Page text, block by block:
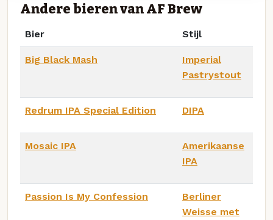
Andere bieren van AF Brew
Bier Stijl
Big Black Mash
Imperial
Pastrystout
Redrum IPA Special Edition DIPA
Mosaic IPA
Amerikaanse
IPA
Passion Is My Confession
Berliner
Weisse met